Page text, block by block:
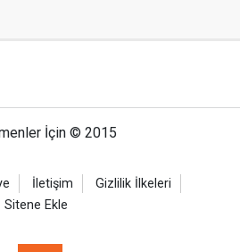
İçin © 2015
İletişim
Gizlilik İlkeleri
Sitene Ekle